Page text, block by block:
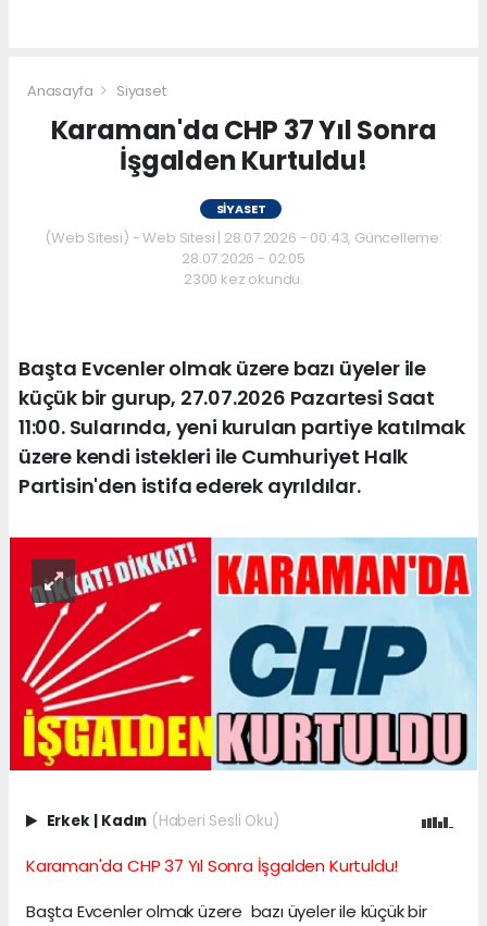
Anasayfa Siyaset
Karaman'da CHP 37 Yıl Sonra
İşgalden Kurtuldu!
SIYASET
(Web Sitesi) - Web Sitesi | 28.07.2026 - 00:43, Güncelleme:
28.07.2026 - 02:05
2300 kez okundu.
Başta Evcenler olmak üzere bazı üyeler ile
küçük bir gurup, 27.07.2026 Pazartesi Saat
11:00. Sularında, yeni kurulan partiye katılmak
üzere kendi istekleri ile Cumhuriyet Halk
Partisin'den istifa ederek ayrıldılar.
Erkek | Kadın (Haberi Sesli Oku)
Karaman'da CHP 37 Yıl Sonra İşgalden Kurtuldu!
Başta Evcenler olmak üzere bazı üyeler ile küçük bir